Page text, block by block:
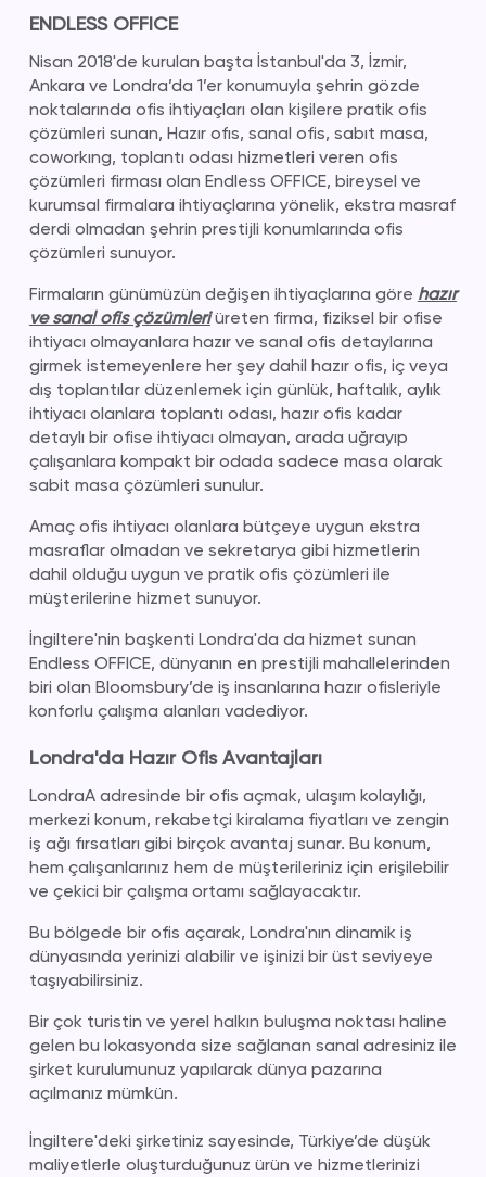
ENDLESS OFFICE
Nisan 2018'de kurulan başta İstanbul'da 3, İzmir,
Ankara ve Londra’da 1’er konumuyla şehrin gözde
noktalarında ofis ihtiyaçları olan kişilere pratik ofis
çözümleri sunan, Hazır ofıs, sanal ofis, sabıt masa,
coworkıng, toplantı odası hizmetleri veren ofis
çözümleri firması olan Endless OFFICE, bireysel ve
kurumsal firmalara ihtiyaçlarına yönelik, ekstra masraf
derdi olmadan şehrin prestijli konumlarında ofis
çözümleri sunuyor.
Firmaların günümüzün değişen ihtiyaçlarına göre hazır
ve sanal ofis çözümleriüreten firma, fiziksel bir ofise
ihtiyacı olmayanlara hazır ve sanal ofis detaylarına
girmek istemeyenlere her şey dahil hazır ofis, iç veya
dış toplantılar düzenlemek için günlük, haftalık, aylık
ihtiyacı olanlara toplantı odası, hazır ofis kadar
detaylı bir ofise ihtiyacı olmayan, arada uğrayıp
çalışanlara kompakt bir odada sadece masa olarak
sabit masa çözümleri sunulur.
Amaç ofis ihtiyacı olanlara bütçeye uygun ekstra
masraflar olmadan ve sekretarya gibi hizmetlerin
dahil olduğu uygun ve pratik ofis çözümleri ile
müşterilerine hizmet sunuyor.
İngiltere'nin başkenti Londra'da da hizmet sunan
Endless OFFICE, dünyanın en prestijli mahallelerinden
biri olan Bloomsbury’de iş insanlarına hazır ofisleriyle
konforlu çalışma alanları vadediyor.
Londra'da Hazır Ofis Avantajları
LondraA adresinde bir ofis açmak, ulaşım kolaylığı,
merkezi konum, rekabetçi kiralama fiyatları ve zengin
iş ağı fırsatları gibi birçok avantaj sunar. Bu konum,
hem çalışanlarınız hem de müşterileriniz için erişilebilir
ve çekici bir çalışma ortamı sağlayacaktır.
Bu bölgede bir ofis açarak, Londra'nın dinamik iş
dünyasında yerinizi alabilir ve işinizi bir üst seviyeye
taşıyabilirsiniz.
Bir çok turistin ve yerel halkın buluşma noktası haline
gelen bu lokasyonda size sağlanan sanal adresiniz ile
şirket kurulumunuz yapılarak dünya pazarına
açılmanız mümkün.
İngiltere'deki şirketiniz sayesinde, Türkiye’de düşük
maliyetlerle oluşturduğunuz ürün ve hizmetlerinizi